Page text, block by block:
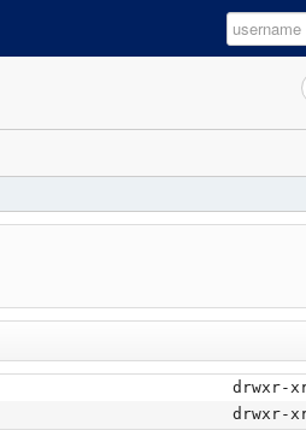
drwxr-
drwxr-